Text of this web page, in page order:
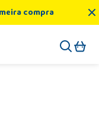
compra